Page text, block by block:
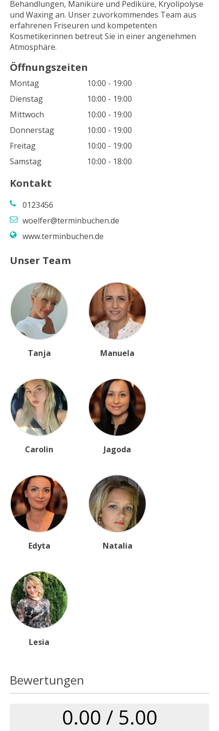
Behandlungen, Maniküre und Pediküre, Kryolipolyse
und Waxing an. Unser zuvorkommendes Team aus
erfahrenen Friseuren und kompetenten
Kosmetikerinnen betreut Sie in einer angenehmen
Atmosphäre.
Öffnungszeiten
Montag
10:00 - 19:00
Dienstag
10:00 - 19:00
Mittwoch
10:00 - 19:00
Donnerstag
10:00 - 19:00
Freitag
10:00 - 19:00
Samstag
10:00 - 18:00
Kontakt
0123456
woelfer@terminbuchen.de
www.terminbuchen.de
Unser Team
Tanja Manuela
Carolin Jagoda
Edyta Natalia
Lesia
Bewertungen
0.00 / 5.00